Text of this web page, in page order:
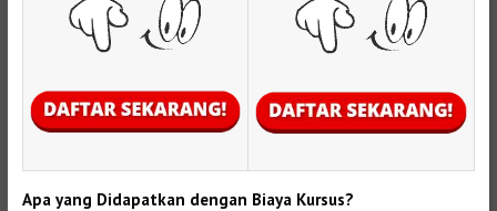
Apa yang Didapatkan dengan Biaya Kursus?